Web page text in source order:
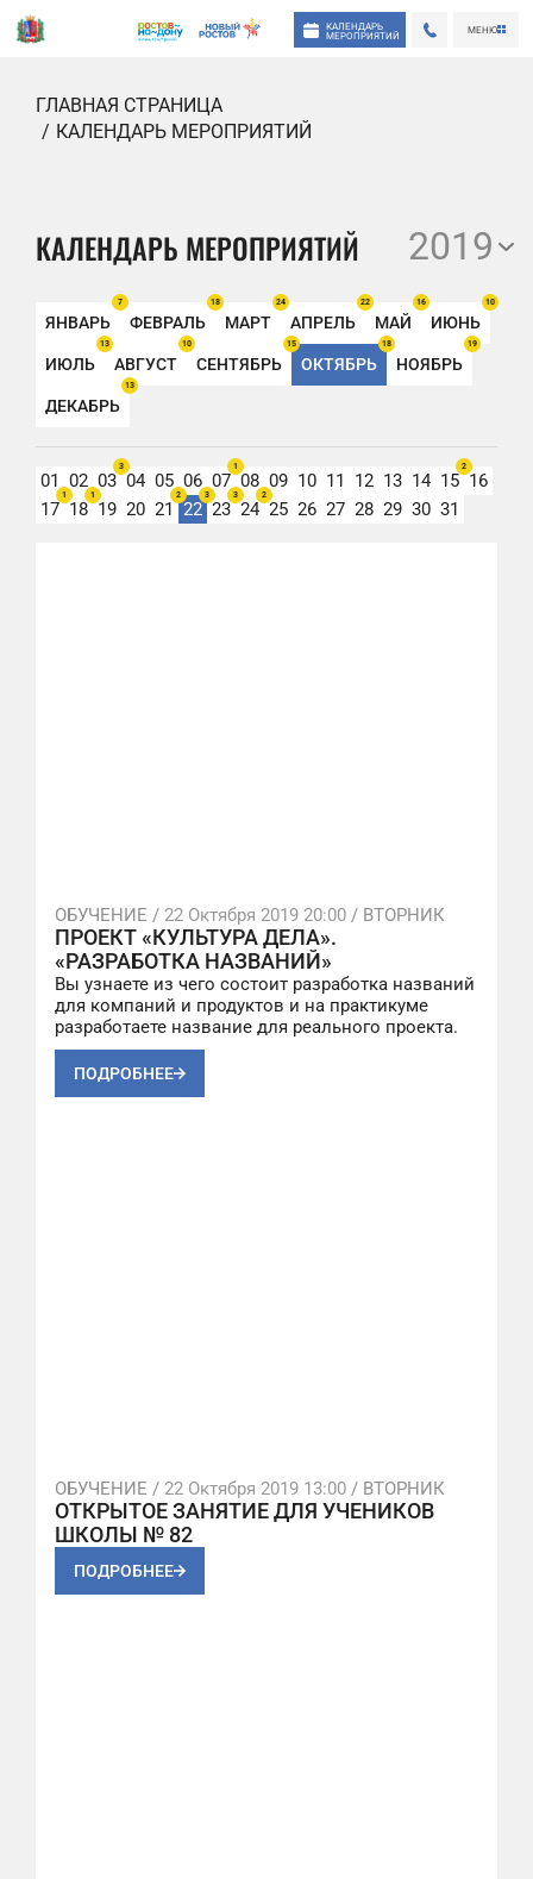
КАЛЕНДАРЬ
МЕРОПРИЯТИЙ
МЕНЮ
ГЛАВНАЯ СТРАНИЦА
КАЛЕНДАРЬ МЕРОПРИЯТИЙ
КАЛЕНДАРЬ МЕРОПРИЯТИЙ 2019
ЯНВАРЬ
7
ФЕВРАЛЬ
18
МАРТ
24
АПРЕЛЬ
22
МАЙ
16
ИЮНЬ
10
ИЮЛЬ
13
АВГУСТ
10
СЕНТЯБРЬ
15
ОКТЯБРЬ
18
НОЯБРЬ
19
ДЕКАБРЬ
13
01 02 03
3
04 05 06 07
1
08 09 10 11 12 13 14 15
2
16
17
1
18
1
19 20 21
2
22
3
23
3
24
2
25 26 27 28 29 30 31
ОБУЧЕНИЕ / 22 Октября 2019 20:00 / ВТОРНИК
ПРОЕКТ «КУЛЬТУРА ДЕЛА».
«РАЗРАБОТКА НАЗВАНИЙ»
Вы узнаете из чего состоит разработка названий
для компаний и продуктов и на практикуме
разработаете название для реального проекта.
ПОДРОБНЕЕ
ОБУЧЕНИЕ / 22 Октября 2019 13:00 / ВТОРНИК
ОТКРЫТОЕ ЗАНЯТИЕ ДЛЯ УЧЕНИКОВ
ШКОЛЫ № 82
ПОДРОБНЕЕ